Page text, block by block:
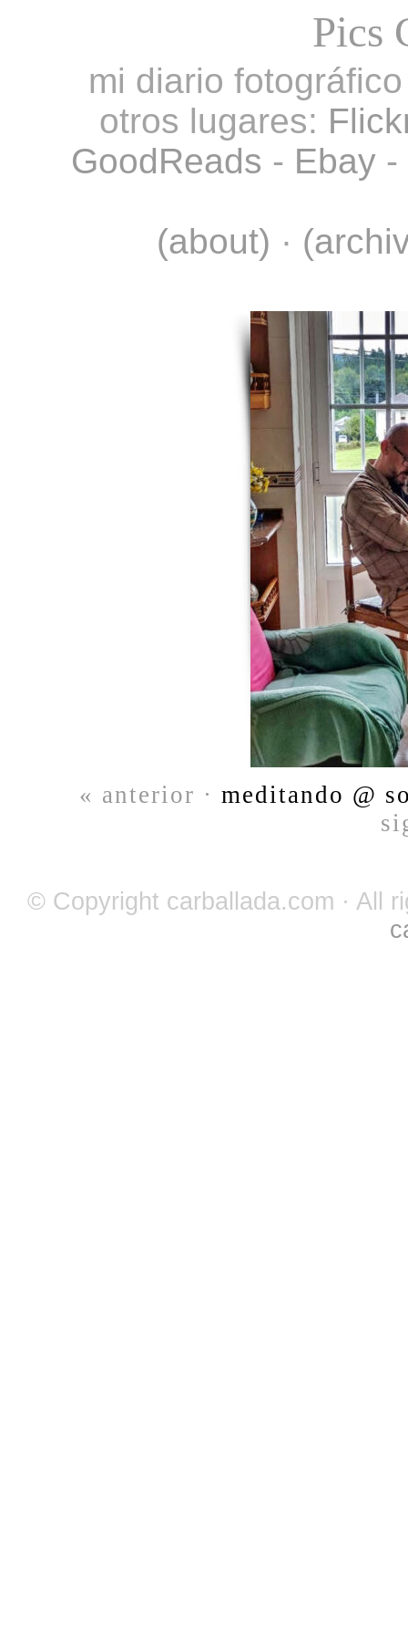
Pics
mi diario
otros lugares:
GoodReads - Ebay -
(about) ·
« anterior · meditando @
© Copyright carballada.com · All